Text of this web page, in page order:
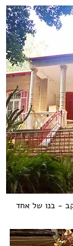
- בנו של אחד